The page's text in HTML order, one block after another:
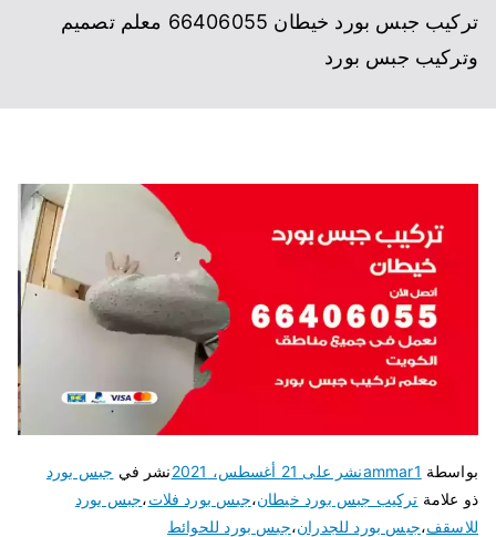
تركيب جبس بورد خيطان 66406055 معلم تصميم
وتركيب جبس بورد
بواسطة ammar1نشر على 21 أغسطس، 2021 نشر في جبس بورد
ذو علامة تركيب جبس بورد خيطان،جبس بورد فلات،جبس بورد
للاسقف،جبس بورد للجدران،جبس بورد للحوائط